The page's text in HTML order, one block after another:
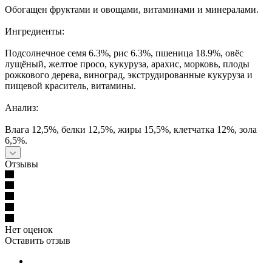
Обогащен фруктами и овощами, витаминами и минералами.
Ингредиенты:
Подсолнечное семя 6.3%, рис 6.3%, пшеница 18.9%, овёс
лущёный, желтое просо, кукуруза, арахис, морковь, плоды
рожкового дерева, виноград, экструдированные кукуруза и
пищевой краситель, витамины.
Анализ:
Влага 12,5%, белки 12,5%, жиры 15,5%, клетчатка 12%, зола
6,5%.
Отзывы
Нет оценок
Оставить отзыв